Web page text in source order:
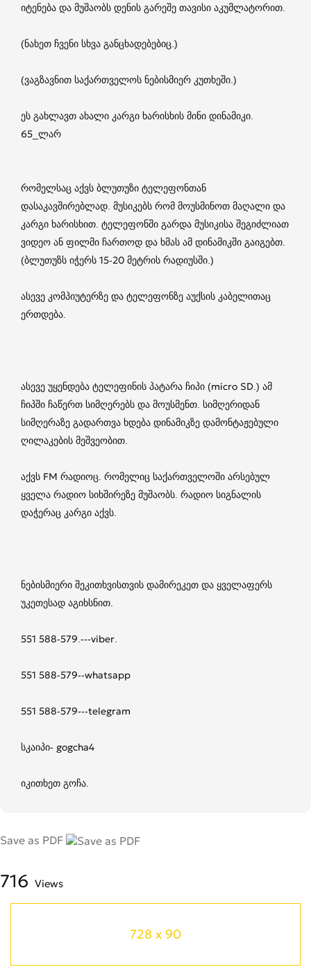
იტენება და მუშაობს დენის გარეშე თავისი აკუმლატორით.
(ნახეთ ჩვენი სხვა განცხადებებიც.)
(ვაგზავნით საქართველოს ნებისმიერ კუთხეში.)
ეს გახლავთ ახალი კარგი ხარისხის მინი დინამიკი.
65_ლარ
რომელსაც აქვს ბლუთუზი ტელეფონთან
დასაკავშირებლად. მუსიკებს რომ მოუსმინოთ მაღალი და
კარგი ხარისხით. ტელეფონში გარდა მუსიკისა შეგიძლიათ
ვიდეო ან ფილმი ჩართოდ და ხმას ამ დინამიკში გაიგებთ.
(ბლუთუზს იჭერს 15-20 მეტრის რადიუსში.)
ასევე კომპიუტერზე და ტელეფონზე აუქსის კაბელითაც
ერთდება.
ასევე უყენდება ტელეფინის პატარა ჩიპი (micro SD.) ამ
ჩიპში ჩაწერთ სიმღერებს და მოუსმენთ. სიმღერიდან
სიმღერაზე გადართვა ხდება დინამიკზე დამონტაჟებული
ღილაკების მეშვეობით.
აქვს FM რადიოც. რომელიც საქართველოში არსებულ
ყველა რადიო სიხშირეზე მუშაობს. რადიო სიგნალის
დაჭერაც კარგი აქვს.
ნებისმიერი შეკითხვისთვის დამირეკეთ და ყველაფერს
უკეთესად აგიხსნით.
551 588-579.---viber.
551 588-579--whatsapp
551 588-579---telegram
სკაიპი- gogcha4
იკითხეთ გოჩა.
Save as PDF
716 Views
728 x 90